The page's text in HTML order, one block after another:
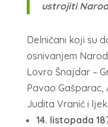
ustrojiti
Delničani koji su
osnivanjem
Lovro Šnajdar –
Pavao Gašparac,
Judita Vranić i
14. listopada